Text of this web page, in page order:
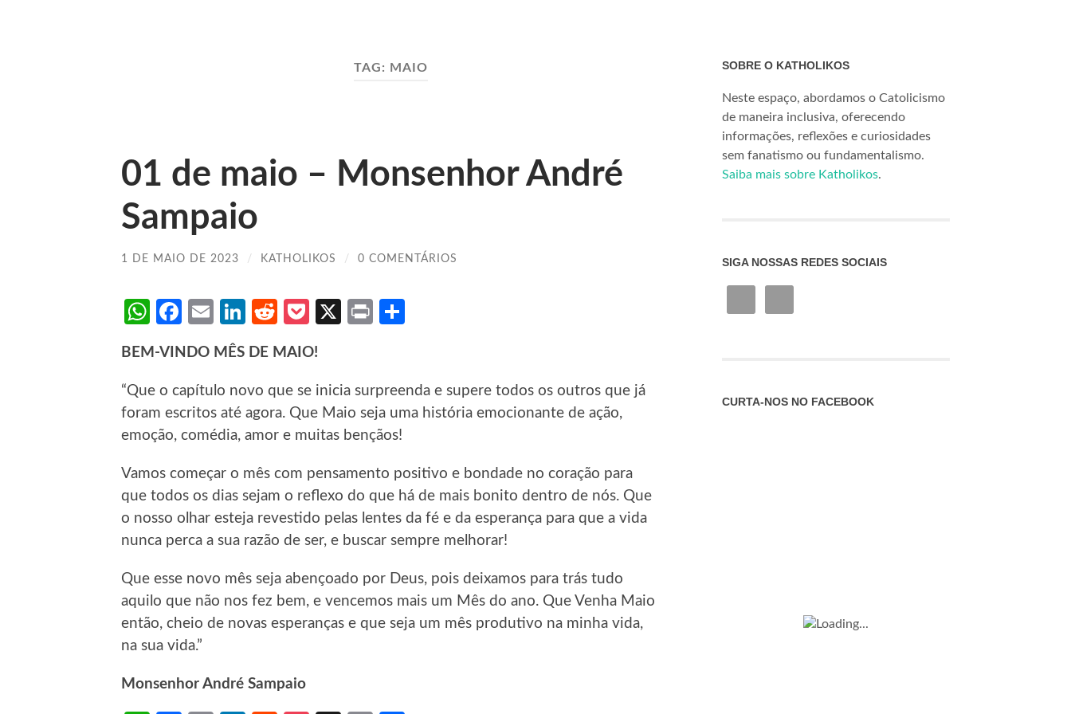
TAG: MAIO
01 de maio – Monsenhor André
Sampaio
1 DE MAIO DE 2023 / KATHOLIKOS / 0 COMENTÁRIOS
WhatsApp
Facebook
EmailLinkedIn
RedditPocket
X Print
BEM-VINDO MÊS DE MAIO!
“Que o capítulo novo que se inicia surpreenda e supere todos os outros que já
foram escritos até agora. Que Maio seja uma história emocionante de ação,
emoção, comédia, amor e muitas bençãos!
Vamos começar o mês com pensamento positivo e bondade no coração para
que todos os dias sejam o reflexo do que há de mais bonito dentro de nós. Que
o nosso olhar esteja revestido pelas lentes da fé e da esperança para que a vida
nunca perca a sua razão de ser, e buscar sempre melhorar!
Que esse novo mês seja abençoado por Deus, pois deixamos para trás tudo
aquilo que não nos fez bem, e vencemos mais um Mês do ano. Que Venha Maio
então, cheio de novas esperanças e que seja um mês produtivo na minha vida,
na sua vida.”
Monsenhor André Sampaio
SOBRE O KATHOLIKOS
Neste espaço, abordamos o Catolicismo
de maneira inclusiva, oferecendo
informações, reflexões e curiosidades
sem fanatismo ou fundamentalismo.
Saiba mais sobre Katholikos.
SIGA NOSSAS REDES SOCIAIS
CURTA-NOS NO FACEBOOK